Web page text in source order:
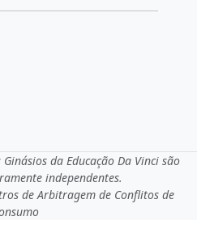
da Educação Da Vinci são
independentes.
de Arbitragem de Conflitos de